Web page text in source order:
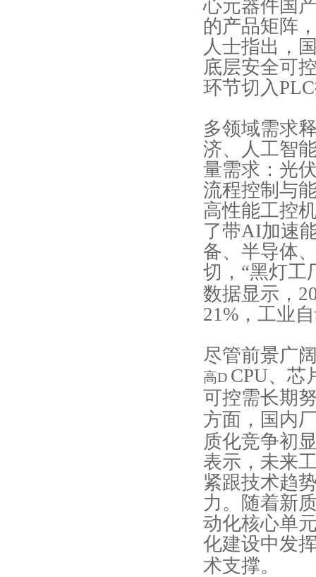
心元器件国
的产品矩阵
人士指出，
底层安全可
环节切入
多领域需求
济、人工智
量需求：光
流程控制与
高性能工控
了带AI加速
备、半导体
切，“黑灯工
数据显示，
21%，工业
尽管前景广
高D CPU、芯
可控需长期
方面，国内
质化竞争初
表示，未来
紧跟技术趋
力。随着新
动化核心单
化建设中发
术支撑。